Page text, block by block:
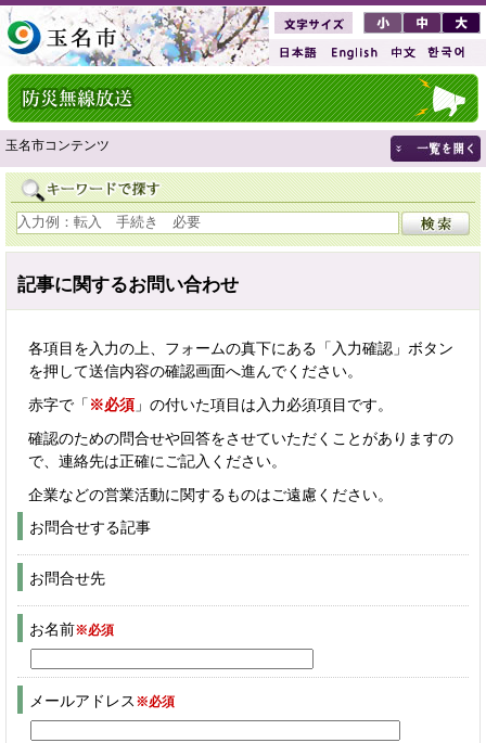
玉名市コンテンツ
記事に関するお問い合わせ
各項目を入力の上、フォームの真下にある「入力確認」ボタン
を押して送信内容の確認画面へ進んでください。
赤字で「 ※必須 」の付いた項目は入力必須項目です。
確認のための問合せや回答をさせていただくことがありますの
で、連絡先は正確にご記入ください。
企業などの営業活動に関するものはご遠慮ください。
お問合せする記事
お問合せ先
お名前※必須
メールアドレス ※必須